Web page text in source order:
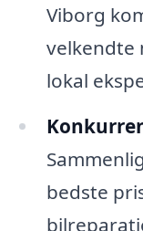
Viborg
velkendte
lokal
bedste